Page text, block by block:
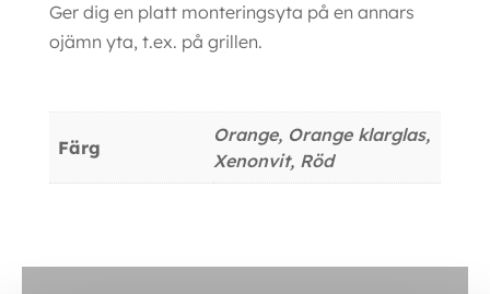
Ger dig en platt monteringsyta på en annars
ojämn yta, t.ex. på grillen.
Färg
Orange, Orange klarglas,
Xenonvit, Röd